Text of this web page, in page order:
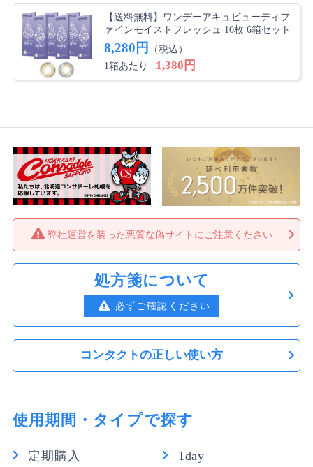
ピ決定！ハニーも使うのが楽しみ。ローズも気になって
るので、次回購入してみようと思ってます。
【送料無料】ワンデーアキュビューディフ
ァインモイストフレッシュ 10枚 6箱セット
8,280円
（税込）
1箱あたり
1,380円
弊社運営を装った悪質な偽サイトにご注意ください
処方箋について
必ずご確認ください
コンタクトの正しい使い方
使用期間・タイプで探す
定期購入 1day